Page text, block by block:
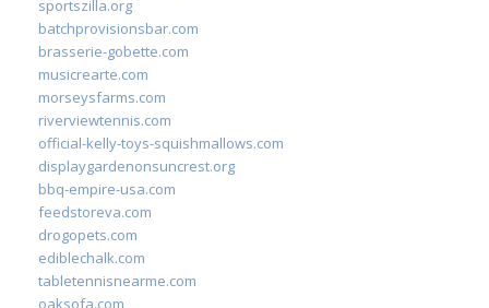
sportszilla.org
batchprovisionsbar.com
brasserie-gobette.com
musicrearte.com
morseysfarms.com
riverviewtennis.com
official-kelly-toys-squishmallows.com
displaygardenonsuncrest.org
bbq-empire-usa.com
feedstoreva.com
drogopets.com
ediblechalk.com
tabletennisnearme.com
oaksofa.com